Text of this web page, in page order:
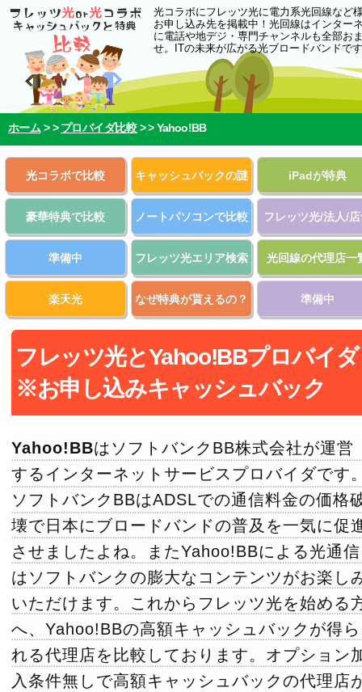
光コラボにフレッツ光に電力系光回線など
お申し込み先を掲載中！光回線はインター
に電話や地デジ・専門チャンネルも全部お
せ。ITの未来が広がる光ブロードバンドで
ホーム > >プロバイダ比較 > >Yahoo!BB
光コラボで比較 キャッシュバックの謎 iPadが特典
豪華特典で比較 ノートパソコンで比較 フレッツ光/法人/
準備中 フレッツ光エリア検索 光回線の代理店一
楽天光 なぜ特典が貰えるの？ 準備中
フレッツ光とYahoo!BBプロバイダ
※お申し込みキャッシュバック
Yahoo!BBはソフトバンクBB株式会社が運営
するインターネットサービスプロバイダです
ソフトバンクBBはADSLでの通信料金の価格
壊で日本にブロードバンドの普及を一気に促
させましたよね。またYahoo!BBによる光通信
はソフトバンクの膨大なコンテンツがお楽し
いただけます。これからフレッツ光を始める
へ、Yahoo!BBの高額キャッシュバックが得ら
れる代理店を比較しております。オプション
入条件無しで高額キャッシュバックの代理店